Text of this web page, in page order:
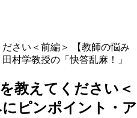
さい＜前編＞ 【教師の悩み
村学教授の「快答乱麻！」
教えてください＜
ピンポイント・ア